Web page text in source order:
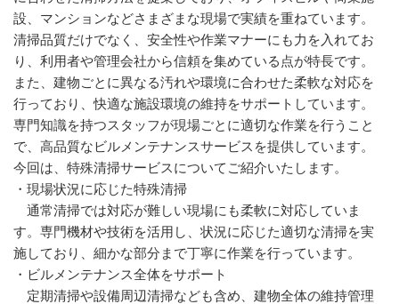
設、マンションなどさまざまな現場で実績を重ねています。
清掃品質だけでなく、安全性や作業マナーにも力を入れてお
り、利用者や管理会社から信頼を集めている点が特長です。
また、建物ごとに異なる汚れや環境に合わせた柔軟な対応を
行っており、快適な施設環境の維持をサポートしています。
専門知識を持つスタッフが現場ごとに適切な作業を行うこと
で、高品質なビルメンテナンスサービスを提供しています。
今回は、特殊清掃サービスについてご紹介いたします。
・現場状況に応じた特殊清掃
通常清掃では対応が難しい現場にも柔軟に対応していま
す。専門機材や技術を活用し、状況に応じた適切な清掃を実
施しており、細かな部分まで丁寧に作業を行っています。
・ビルメンテナンス全体をサポート
定期清掃や設備周辺清掃なども含め、建物全体の維持管理